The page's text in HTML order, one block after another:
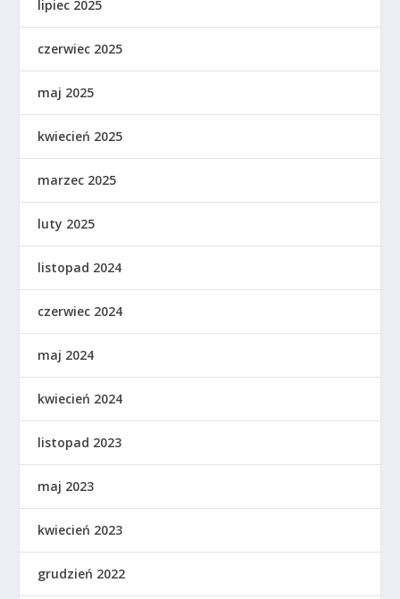
lipiec 2025
czerwiec 2025
maj 2025
kwiecień 2025
marzec 2025
luty 2025
listopad 2024
czerwiec 2024
maj 2024
kwiecień 2024
listopad 2023
maj 2023
kwiecień 2023
grudzień 2022